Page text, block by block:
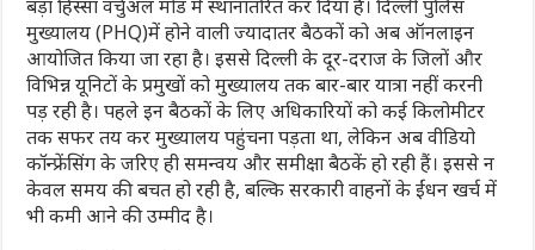
बड़ा हिस्सा वर्चुअल मोड में स्थानांतरित कर दिया है। दिल्ली पुलिस
मुख्यालय (PHQ)में होने वाली ज्यादातर बैठकों को अब ऑनलाइन
आयोजित किया जा रहा है। इससे दिल्ली के दूर-दराज के जिलों और
विभिन्न यूनिटों के प्रमुखों को मुख्यालय तक बार-बार यात्रा नहीं करनी
पड़ रही है। पहले इन बैठकों के लिए अधिकारियों को कई किलोमीटर
तक सफर तय कर मुख्यालय पहुंचना पड़ता था, लेकिन अब वीडियो
कॉन्फ्रेंसिंग के जरिए ही समन्वय और समीक्षा बैठकें हो रही हैं। इससे न
केवल समय की बचत हो रही है, बल्कि सरकारी वाहनों के ईंधन खर्च में
भी कमी आने की उम्मीद है।